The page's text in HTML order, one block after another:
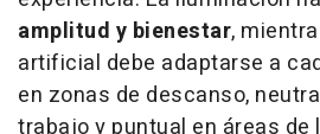
amplitud y bienestar,
artificial debe adaptarse a
en zonas de descanso,